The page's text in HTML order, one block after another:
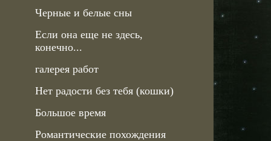
Черные и белые сны
Если она еще не здесь,
конечно...
галерея работ
Нет радости без тебя (кошки)
Большое время
Романтические похождения